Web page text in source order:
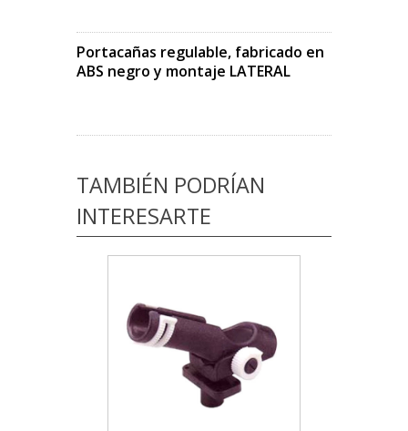
Portacañas regulable, fabricado en
ABS negro y montaje LATERAL
TAMBIÉN PODRÍAN
INTERESARTE